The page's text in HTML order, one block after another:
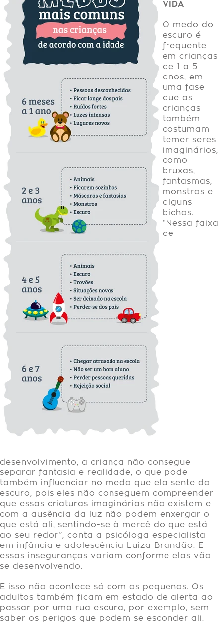
VIDA
O medo do
escuro é
frequente
em crianças
de 1 a 5
anos, em
uma fase
que as
crianças
também
costumam
temer seres
imaginários,
como
bruxas,
fantasmas,
monstros e
alguns
bichos.
“Nessa faixa
de
desenvolvimento, a criança não consegue
separar fantasia e realidade, o que pode
também influenciar no medo que ela sente do
escuro, pois eles não conseguem compreender
que essas criaturas imaginárias não existem e
com a ausência da luz não podem enxergar o
que está ali, sentindo-se à mercê do que está
ao seu redor”, conta a psicóloga especialista
em infância e adolescência Luiza Brandão. E
essas inseguranças variam conforme elas vão
se desenvolvendo.
E isso não acontece só com os pequenos. Os
adultos também ficam em estado de alerta ao
passar por uma rua escura, por exemplo, sem
saber os perigos que podem se esconder ali.